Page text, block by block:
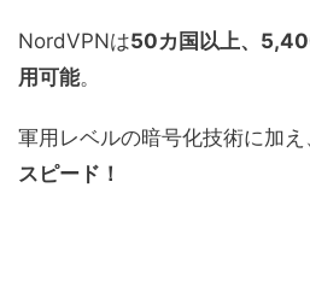
NordVPNは50カ国以上、
用可能。
軍用レベルの暗号化技術に加え
スピード！